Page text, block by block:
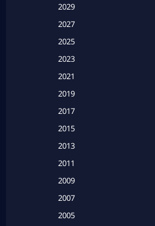
Based on a True Story สร้าง
Based on a True Story เรื่
2029
2027
2025
2023
2021
2019
2017
2015
2013
2011
2009
2007
2005